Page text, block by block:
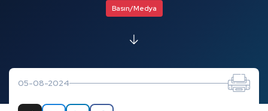
Basın/Medya
05-08-2024